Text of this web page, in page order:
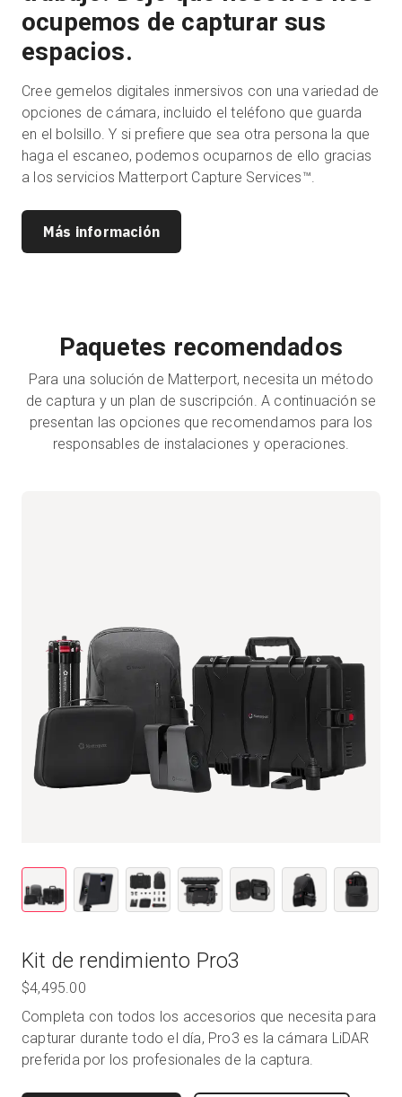
ocupemos de capturar sus
espacios.
Cree gemelos digitales inmersivos con una variedad de
opciones de cámara, incluido el teléfono que guarda
en el bolsillo. Y si prefiere que sea otra persona la que
haga el escaneo, podemos ocuparnos de ello gracias
a los servicios Matterport Capture Services™.
Más información
Paquetes recomendados
Para una solución de Matterport, necesita un método
de captura y un plan de suscripción. A continuación se
presentan las opciones que recomendamos para los
responsables de instalaciones y operaciones.
Kit de rendimiento Pro3
$4,495.00
Completa con todos los accesorios que necesita para
capturar durante todo el día, Pro3 es la cámara LiDAR
preferida por los profesionales de la captura.